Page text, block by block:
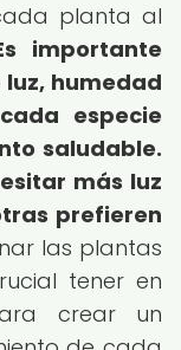
planta al
importante
humedad
especie
saludable.
más luz
prefieren
las plantas
tener en
crear un